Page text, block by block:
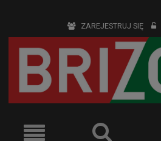
ZAREJESTRUJ SIĘ